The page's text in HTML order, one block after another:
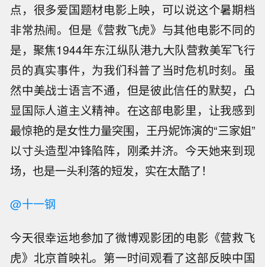
点，很多爱国题材电影上映，可以说这个暑期档
非常热闹。但是《营救飞虎》与其他电影不同的
是，聚焦1944年东江纵队港九大队营救美军飞行
员的真实事件，为我们科普了当时危机时刻。虽
然中美战士语言不通，但是彼此信任的默契，凸
显国际人道主义精神。在这部电影里，让我感到
最惊艳的是女性力量突围，王丹妮饰演的“三家姐”
以寸头造型冲锋陷阵，刚柔并济。今天她来到现
场，也是一头利落的短发，实在太酷了！
@十一钢
今天很幸运地参加了微博观影团的电影《营救飞
虎》北京首映礼。第一时间观看了这部反映中国